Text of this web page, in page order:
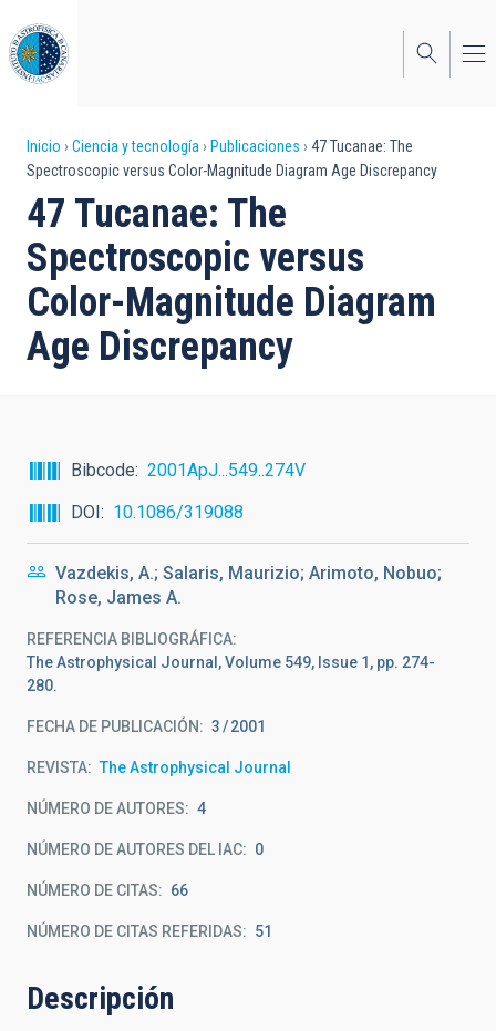
al
contenido
principal
Sobrescribir
enlaces
de
ayuda
a
la
Inicio Ciencia y tecnología Publicaciones
47 Tucanae: The
Spectroscopic versus Color-Magnitude Diagram Age Discrepancy
47 Tucanae: The
Spectroscopic versus
Color-Magnitude Diagram
Age Discrepancy
Bibcode
2001ApJ...549..274V
DOI
10.1086/319088
Vazdekis, A.; Salaris, Maurizio; Arimoto, Nobuo;
Rose, James A.
REFERENCIA BIBLIOGRÁFICA
The Astrophysical Journal, Volume 549, Issue 1, pp. 274-
280.
FECHA DE PUBLICACIÓN: 3 2001
REVISTA The Astrophysical Journal
NÚMERO DE AUTORES 4
NÚMERO DE AUTORES DEL IAC 0
NÚMERO DE CITAS 66
NÚMERO DE CITAS REFERIDAS 51
Descripción